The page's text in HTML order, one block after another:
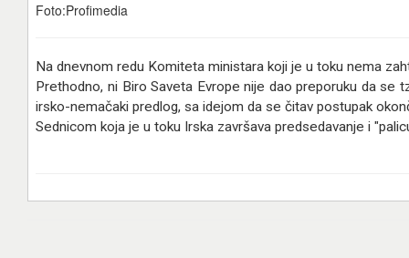
Foto:Profimedia
Na dnevnom redu Komiteta ministara koji je u toku nema
Prethodno, ni Biro Saveta Evrope nije dao preporuku da se
irsko-nemačaki predlog, sa idejom da se čitav postupak
Sednicom koja je u toku Irska završava predsedavanje i